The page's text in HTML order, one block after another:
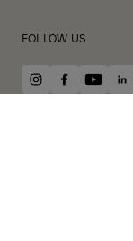
FOLLOW US
instagram
facebook